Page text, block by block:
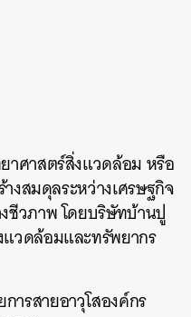
าศาสตร์สิ่งแวดล้อม หรือ
งสมดุลระหว่างเศรษฐกิจ
ชีวภาพ โดยบริษัทบ้านปู
วดล้อมและทรัพยากร
รสายอาวุโสองค์กร